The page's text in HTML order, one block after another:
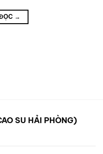
→
SU HẢI PHÒNG)